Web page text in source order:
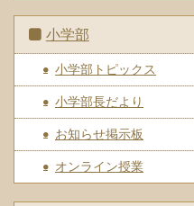
小学部
小学部トピックス
小学部長だより
お知らせ掲示板
オンライン授業